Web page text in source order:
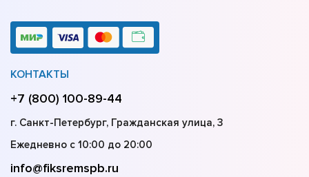
КОНТАКТЫ
+7 (800) 100-89-44
г. Санкт-Петербург, Гражданская улица, 3
Ежедневно с 10:00 до 20:00
info@fiksremspb.ru